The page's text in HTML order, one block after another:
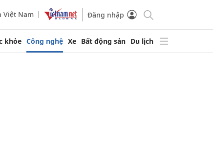
Việt Nam Đăng nhập
khỏe Công nghệ Xe Bất động sản Du lịch